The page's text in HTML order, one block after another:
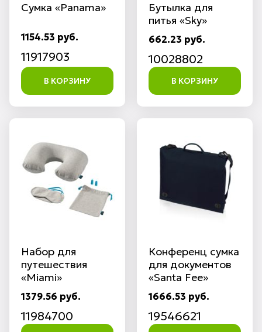
Сумка «Panama»
1154.53 руб.
11917903
В КОРЗИНУ
Бутылка для
питья «Sky»
662.23 руб.
10028802
В КОРЗИНУ
Набор для
путешествия
«Miami»
1379.56 руб.
11984700
Конференц сумка
для документов
«Santa Fee»
1666.53 руб.
19546621